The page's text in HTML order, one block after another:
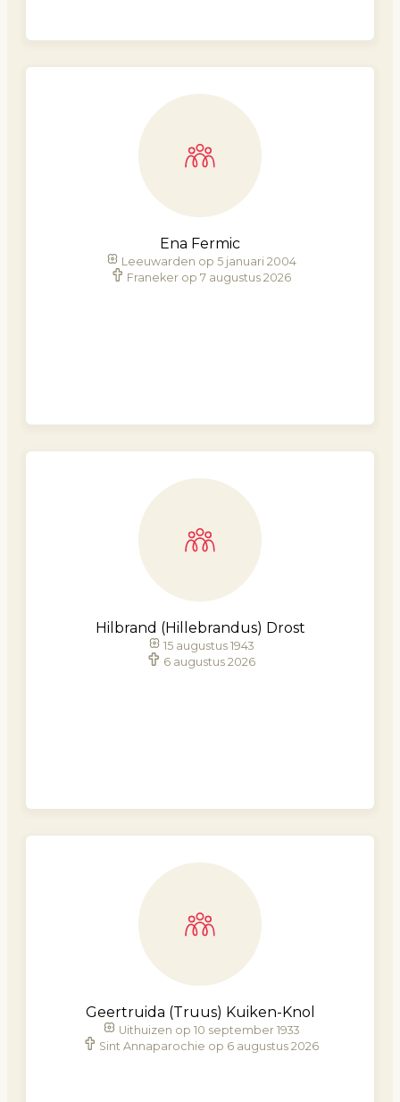
Ena Fermic
Leeuwarden op 5 januari 2004
Franeker op 7 augustus 2026
Hilbrand (Hillebrandus) Drost
15 augustus 1943
6 augustus 2026
Geertruida (Truus) Kuiken-Knol
Uithuizen op 10 september 1933
Sint Annaparochie op 6 augustus 2026